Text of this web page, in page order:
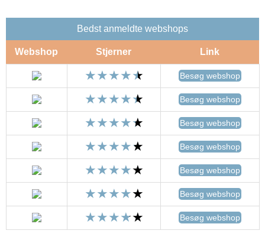
Bedst anmeldte webshops
Webshop Stjerner Link
Besøg webshop
Besøg webshop
Besøg webshop
Besøg webshop
Besøg webshop
Besøg webshop
Besøg webshop